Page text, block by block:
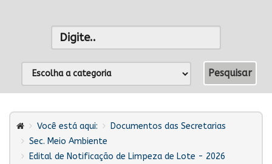
Você está aqui:
Documentos das Secretarias
Sec. Meio Ambiente
Edital de Notificação de Limpeza de Lote - 2026